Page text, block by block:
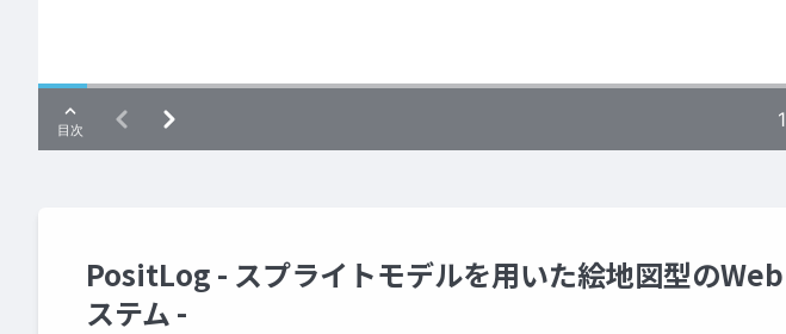
PositLog - スプライトモデルを用いた絵地図型の
ステム -